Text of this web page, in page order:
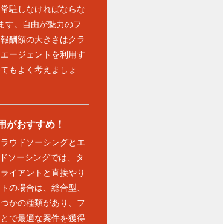
駐しなければならな
す。自由が魅力のフ
酬額の大きさはクラ
ージェントを利用す
もよく考えましょ
がおすすめ！
ウドソーシングとエ
ソーシングでは、タ
イアントと直接やり
の場合は、総合型、
かの種類があり、フ
で最適な案件を獲得